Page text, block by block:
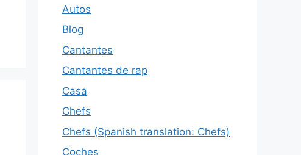
Autos
Blog
Cantantes
Cantantes de rap
Casa
Chefs
Chefs (Spanish translation: Chefs)
Coches